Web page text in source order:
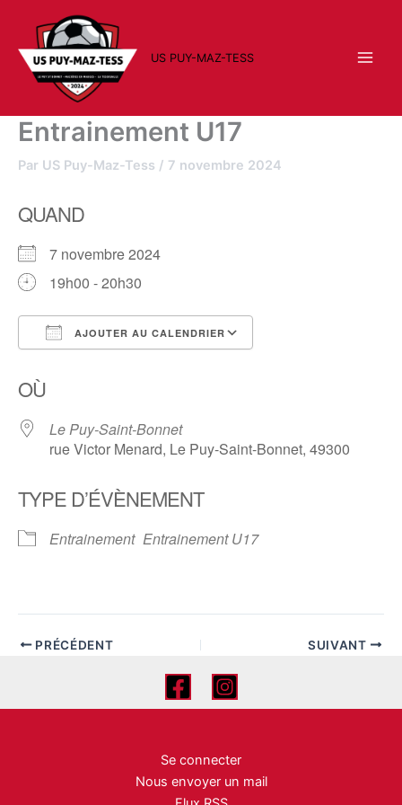
contenu
US PUY-MAZ-TESS
Entrainement U17
Par US Puy-Maz-Tess / 7 novembre 2024
QUAND
7 novembre 2024
19h00 - 20h30
AJOUTER AU CALENDRIER
OÙ
Le Puy-Saint-Bonnet
rue Victor Menard, Le Puy-Saint-Bonnet, 49300
TYPE D’ÉVÈNEMENT
Entrainement Entrainement U17
PRÉCÉDENT SUIVANT
Se connecter
Nous envoyer un mail